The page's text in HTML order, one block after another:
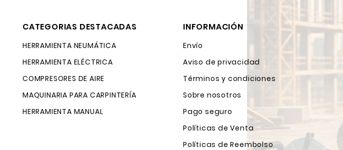
CATEGORIAS DESTACADAS
HERRAMIENTA NEUMÁTICA
HERRAMIENTA ELÉCTRICA
COMPRESORES DE AIRE
MAQUINARIA PARA CARPINTERÍA
HERRAMIENTA MANUAL
INFORMACIÓN
Envío
Aviso de privacidad
Términos y condiciones
Sobre nosotros
Pago seguro
Políticas de Venta
Políticas de Reembolso